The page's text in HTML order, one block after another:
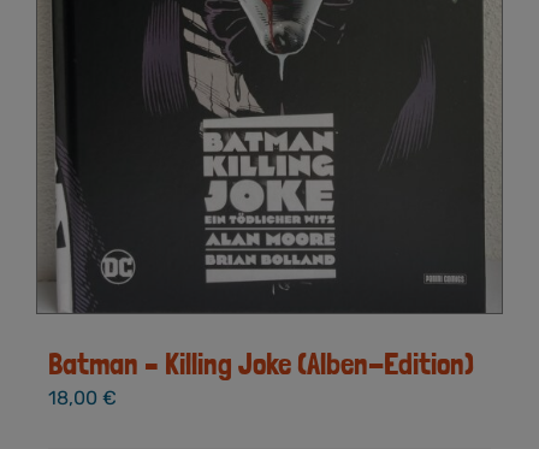
Batman – Killing Joke (Alben-Edition)
18,00 €